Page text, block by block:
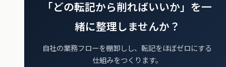
「どの転記から削ればいいか」を一
緒に整理しませんか？
自社の業務フローを棚卸しし、転記をほぼゼロにする
仕組みをつくります。